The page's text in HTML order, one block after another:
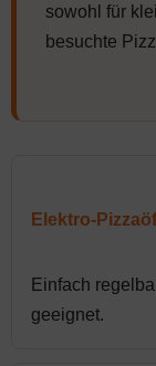
sowohl für
besuchte
Elektro-
Einfach
geeignet.